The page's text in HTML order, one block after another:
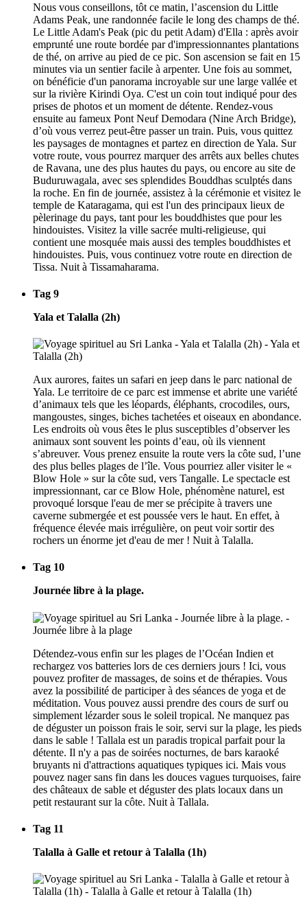
Nous vous conseillons, tôt ce matin, l’ascension du Little
Adams Peak, une randonnée facile le long des champs de thé.
Le Little Adam's Peak (pic du petit Adam) d'Ella : après avoir
emprunté une route bordée par d'impressionnantes plantations
de thé, on arrive au pied de ce pic. Son ascension se fait en 15
minutes via un sentier facile à arpenter. Une fois au sommet,
on bénéficie d'un panorama incroyable sur une large vallée et
sur la rivière Kirindi Oya. C'est un coin tout indiqué pour des
prises de photos et un moment de détente. Rendez-vous
ensuite au fameux Pont Neuf Demodara (Nine Arch Bridge),
d’où vous verrez peut-être passer un train. Puis, vous quittez
les paysages de montagnes et partez en direction de Yala. Sur
votre route, vous pourrez marquer des arrêts aux belles chutes
de Ravana, une des plus hautes du pays, ou encore au site de
Buduruwagala, avec ses splendides Bouddhas sculptés dans
la roche. En fin de journée, assistez à la cérémonie et visitez le
temple de Kataragama, qui est l'un des principaux lieux de
pèlerinage du pays, tant pour les bouddhistes que pour les
hindouistes. Visitez la ville sacrée multi-religieuse, qui
contient une mosquée mais aussi des temples bouddhistes et
hindouistes. Puis, vous continuez votre route en direction de
Tissa. Nuit à Tissamaharama.
Tag 9
Yala et Talalla (2h)
Aux aurores, faites un safari en jeep dans le parc national de
Yala. Le territoire de ce parc est immense et abrite une variété
d’animaux tels que les léopards, éléphants, crocodiles, ours,
mangoustes, singes, biches tachetées et oiseaux en abondance.
Les endroits où vous êtes le plus susceptibles d’observer les
animaux sont souvent les points d’eau, où ils viennent
s’abreuver. Vous prenez ensuite la route vers la côte sud, l’une
des plus belles plages de l’île. Vous pourriez aller visiter le «
Blow Hole » sur la côte sud, vers Tangalle. Le spectacle est
impressionnant, car ce Blow Hole, phénomène naturel, est
provoqué lorsque l'eau de mer se précipite à travers une
caverne submergée et est poussée vers le haut. En effet, à
fréquence élevée mais irrégulière, on peut voir sortir des
rochers un énorme jet d'eau de mer ! Nuit à Talalla.
Tag 10
Journée libre à la plage.
Détendez-vous enfin sur les plages de l’Océan Indien et
rechargez vos batteries lors de ces derniers jours ! Ici, vous
pouvez profiter de massages, de soins et de thérapies. Vous
avez la possibilité de participer à des séances de yoga et de
méditation. Vous pouvez aussi prendre des cours de surf ou
simplement lézarder sous le soleil tropical. Ne manquez pas
de déguster un poisson frais le soir, servi sur la plage, les pieds
dans le sable ! Tallala est un paradis tropical parfait pour la
détente. Il n'y a pas de soirées nocturnes, de bars karaoké
bruyants ni d'attractions aquatiques typiques ici. Mais vous
pouvez nager sans fin dans les douces vagues turquoises, faire
des châteaux de sable et déguster des plats locaux dans un
petit restaurant sur la côte. Nuit à Tallala.
Tag 11
Talalla à Galle et retour à Talalla (1h)